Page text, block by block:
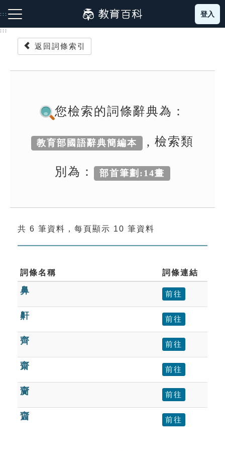
到
主
:::
生字詞彙表
成語故事
索引選單
單字索引
生命大百科索引
遊戲專區
教學應用
貓頭鷹博士
登入
:::
返回詞條索引
您檢索的詞條辭典為：
教育部國語辭典簡編本 , 檢索類
別為： 部首筆劃:14畫
共 6 筆資料，每頁顯示 10 筆資料
詞條名稱 詞條連結
鼻 前往
鼾 前往
齊 前往
齋 前往
齎 前往
齏 前往